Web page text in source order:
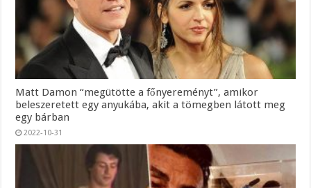
Matt Damon “megütötte a főnyereményt”, amikor
beleszeretett egy anyukába, akit a tömegben látott meg
egy bárban
2022-10-31